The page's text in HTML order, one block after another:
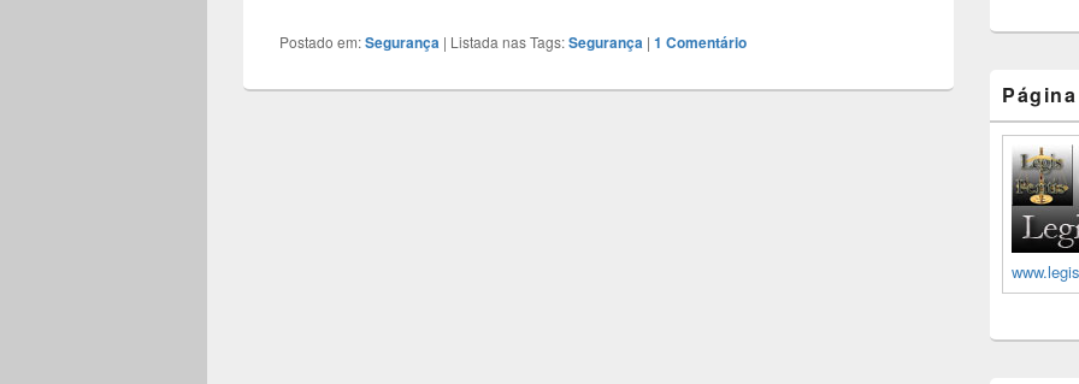
Postado em:Segurança | Listada nas Tags:Segurança | 1 Comentário